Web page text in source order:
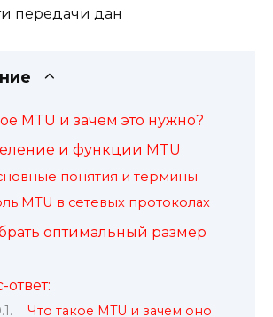
передачи дан
MTU и зачем это нужно?
и функции MTU
понятия и термины
MTU в сетевых протоколах
оптимальный размер
ответ:
Что такое MTU и зачем оно